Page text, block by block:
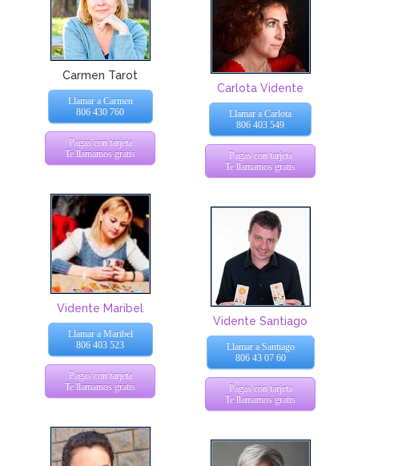
Carmen Tarot
Llamar a Carmen
806 430 760
Pagas con tarjeta
Te llamamos gratis
Vidente Maribel
Llamar a Maribel
806 403 523
Pagas con tarjeta
Te llamamos gratis
Carlota Vidente
Llamar a Carlota
806 403 549
Pagas con tarjeta
Te llamamos gratis
Vidente Santiago
Llamar a Santiago
806 43 07 60
Pagas con tarjeta
Te llamamos gratis